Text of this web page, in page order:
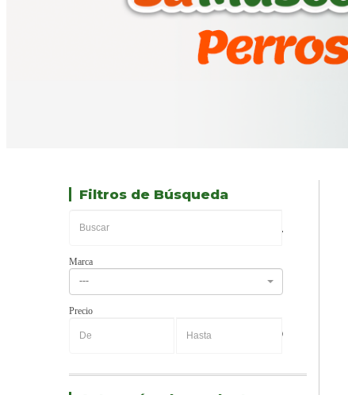
Filtros de Búsqueda
Marca
---
Precio